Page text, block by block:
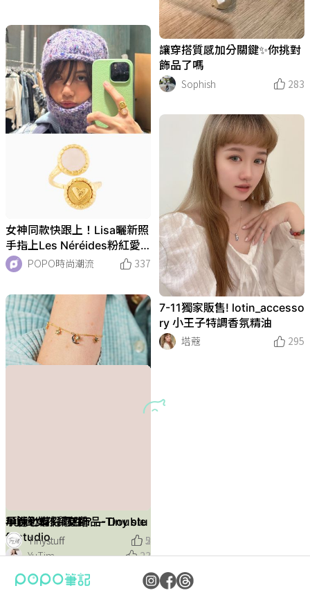
讓穿搭質感加分關鍵✨你挑對
飾品了嗎
Sophish
283
女神同款快跟上！Lisa曬新照
手指上Les Néréides粉紅愛
心戒指、全網爆熱搜！
POPO時尚潮流 337
7-11獨家販售! lotin_accesso
ry 小王子特調香氛精油
塔蔻
295
生最愛飾品品牌Les Néréide
s項鍊、戒指、愛心耳環千元
入手！
POPO時尚潮流 334
來點神秘的水晶試試～
Abby的奇幻旅行記
306
2023小資必逛飾品品牌！BO
NNY&READ X 宇宙林思宇聯
閃亮人生有很多種方式
Abby的奇幻旅行記
306
超顯氣質百搭時尚女錶分享
黃靜靜Ivy
282
超美內睡衣、泳裝品牌Shine
From Within七夕限定禮盒絕
考試滿分歐趴！vacanza祈願
純銀『幸運小手鍊』文昌帝君
Pandora《小美人魚》系列飾
品夢幻爆炸！愛麗兒吊飾、貝
lotin蠟筆小新質感飾品療癒香
氛限時登場
283
【IR一日約會】求婚戒指、閨
蜜禮物
根本是真人版公主！BLACKP
INK Jennie 『2023坎城影
Y2K當道｜工裝群穿搭
𝐒𝐚𝐜𝐡𝐢𝐤𝐨
286
母親節禮物買好沒！Swarovs
ki小花、愛心『粉晶色系』優
無袖上衣真的很顯上身的豐滿
汀尼扣Nicole
270
歐式復古金蝴蝶結飾品盤 ✨
ㄌㄧㄤˋㄌㄧㄤˋ燈
讚
冉冉
1
無耳洞女孩福音！vacanza全
台最大「耳夾專門所」在這！
千款百元耳夾絕對逛到購物車
POPO時尚潮流 303
白色紐結耳環~清新又獨特
冉冉
1
復古飾品分享♥️
塔蔻
315
2023小資入門精品耳環TOP1
2：LV、香奈兒、Celine…經
約會不知道飾品怎搭？BLAC
KPINK Lisa示範3大「心機搭
2023平價飾品網拍推薦Top
6！戒指、項鍊、手環...百元
Gucci櫻花粉情人節系列美
炸！愛心戒指、 Jackie 1961
2023精品手鍊初入門推薦！
低預算經典清單TOP8，LV、
Pandora最新情人節系列絕對
不會讓另一半失望！鏤空心形
2023情人節禮物先許願！精
品項鍊入門款TOP8：Gucc
自帶開運效果！
POPO時尚潮流 181
銀手鍊讓妳新年運勢爆棚！
POPO時尚潮流 101
關於聖誕節的小細節·Candle
s & Accessories & gifts
LIUBI SELECT週年紀念圖
liubi
5
不專業王美 | Relaxion
布先生
8
偷穿搭💛金色飾品搭配🏅
Toffee忙裡偷飛
201
飾品｜this thing 這件飾｜分
享
俗話說太座安得好💜生活沒煩
惱
一起被蠟筆小新融化 🥺
ㄩㄐ吃透透
10
七夕首選💞輕奢小眾香港設計
師品牌VaNa💎
夏日平價必入配件！
查莉
7
露營某些時刻🏕️ 嗚甲勾嗚抓
綺綺的儀式感
18
戴對飾品 讓穿搭加分💓
Joyce914
讚
舉手投足也是個優雅的人
喬瑟琳Jocelyn
20
復古質感配件大推薦 🫶
賴東東の食記
29
復古質感配件大推薦 🫶
賴東東の食記
29
꒰飾品꒱甜酷風silver heart🐚🖤
綠安
18
項鍊也有假兩件？— Double
Tinystuff
5
#小資女孩質感飾品-Tiny stu
ff studio
YuTim
23
早春必備 — 交錯
Tinystuff
2